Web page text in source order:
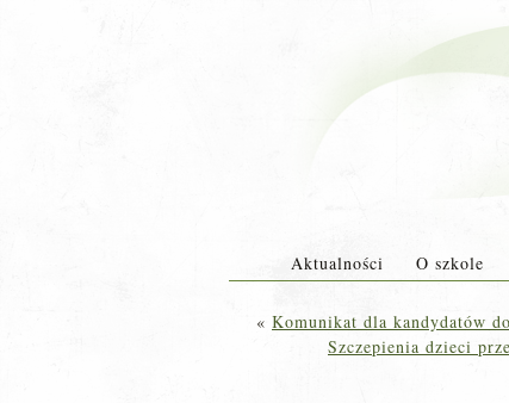
Aktualności O szkole
« Komunikat dla kandydatów
Szczepienia dzieci